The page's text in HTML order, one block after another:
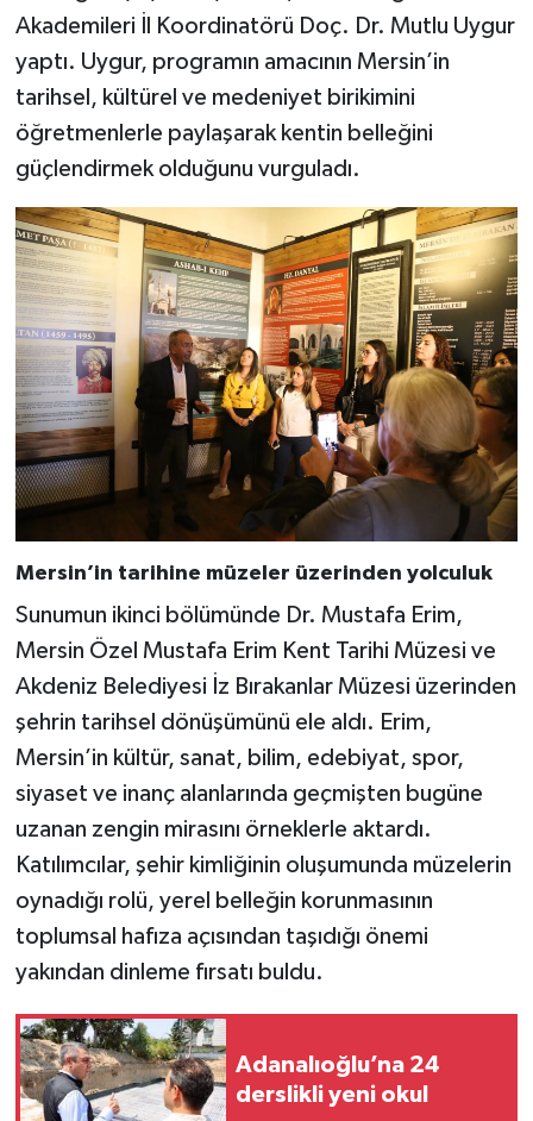
Akademileri İl Koordinatörü Doç. Dr. Mutlu Uygur
yaptı. Uygur, programın amacının Mersin’in
tarihsel, kültürel ve medeniyet birikimini
öğretmenlerle paylaşarak kentin belleğini
güçlendirmek olduğunu vurguladı.
Mersin’in tarihine müzeler üzerinden yolculuk
Sunumun ikinci bölümünde Dr. Mustafa Erim,
Mersin Özel Mustafa Erim Kent Tarihi Müzesi ve
Akdeniz Belediyesi İz Bırakanlar Müzesi üzerinden
şehrin tarihsel dönüşümünü ele aldı. Erim,
Mersin’in kültür, sanat, bilim, edebiyat, spor,
siyaset ve inanç alanlarında geçmişten bugüne
uzanan zengin mirasını örneklerle aktardı.
Katılımcılar, şehir kimliğinin oluşumunda müzelerin
oynadığı rolü, yerel belleğin korunmasının
toplumsal hafıza açısından taşıdığı önemi
yakından dinleme fırsatı buldu.
Adanalıoğlu’na 24
derslikli yeni okul